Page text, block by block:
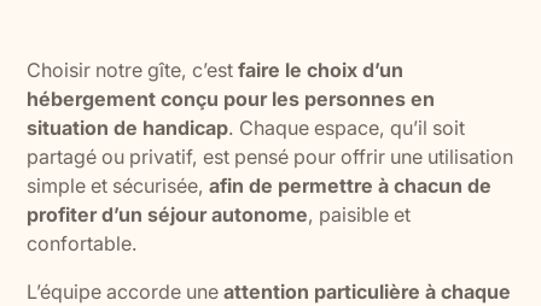
Choisir notre gîte, c’estfaire le choix d’un
hébergement conçu pour les personnes en
situation de handicap. Chaque espace, qu’il soit
partagé ou privatif, est pensé pour offrir une utilisation
simple et sécurisée,afin de permettre à chacun de
profiter d’un séjour autonome, paisible et
confortable.
L’équipe accorde uneattention particulière à chaque